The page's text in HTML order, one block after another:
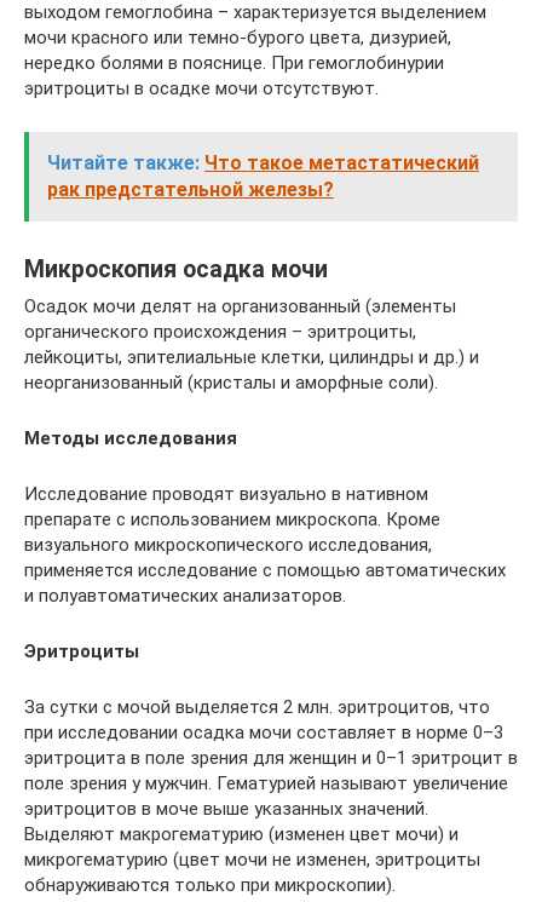
выходом гемоглобина – характеризуется выделением
мочи красного или темно-бурого цвета, дизурией,
нередко болями в пояснице. При гемоглобинурии
эритроциты в осадке мочи отсутствуют.
Читайте также: Что такое метастатический
рак предстательной железы?
Микроскопия осадка мочи
Осадок мочи делят на организованный (элементы
органического происхождения – эритроциты,
лейкоциты, эпителиальные клетки, цилиндры и др.) и
неорганизованный (кристалы и аморфные соли).
Методы исследования
Исследование проводят визуально в нативном
препарате с использованием микроскопа. Кроме
визуального микроскопического исследования,
применяется исследование с помощью автоматических
и полуавтоматических анализаторов.
Эритроциты
За сутки с мочой выделяется 2 млн. эритроцитов, что
при исследовании осадка мочи составляет в норме 0–3
эритроцита в поле зрения для женщин и 0–1 эритроцит в
поле зрения у мужчин. Гематурией называют увеличение
эритроцитов в моче выше указанных значений.
Выделяют макрогематурию (изменен цвет мочи) и
микрогематурию (цвет мочи не изменен, эритроциты
обнаруживаются только при микроскопии).